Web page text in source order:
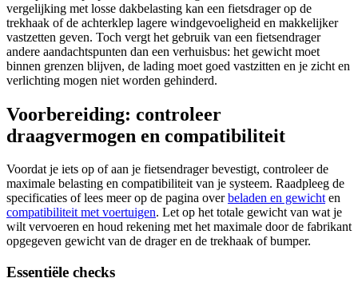
vergelijking met losse dakbelasting kan een fietsdrager op de
trekhaak of de achterklep lagere windgevoeligheid en makkelijker
vastzetten geven. Toch vergt het gebruik van een fietsendrager
andere aandachtspunten dan een verhuisbus: het gewicht moet
binnen grenzen blijven, de lading moet goed vastzitten en je zicht en
verlichting mogen niet worden gehinderd.
Voorbereiding: controleer
draagvermogen en compatibiliteit
Voordat je iets op of aan je fietsendrager bevestigt, controleer de
maximale belasting en compatibiliteit van je systeem. Raadpleeg de
specificaties of lees meer op de pagina overbeladen en gewichten
compatibiliteit met voertuigen. Let op het totale gewicht van wat je
wilt vervoeren en houd rekening met het maximale door de fabrikant
opgegeven gewicht van de drager en de trekhaak of bumper.
Essentiële checks